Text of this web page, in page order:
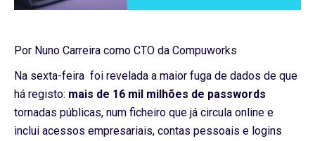
Por Nuno Carreira como CTO da Compuworks
Na sexta-feira foi revelada a maior fuga de dados de que
há registo: mais de 16 mil milhões de passwords
tornadas públicas, num ficheiro que já circula online e
inclui acessos empresariais, contas pessoais e logins